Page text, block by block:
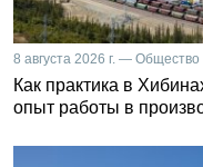
8 августа 2026 г. — Общество
Как практика в
опыт работы в